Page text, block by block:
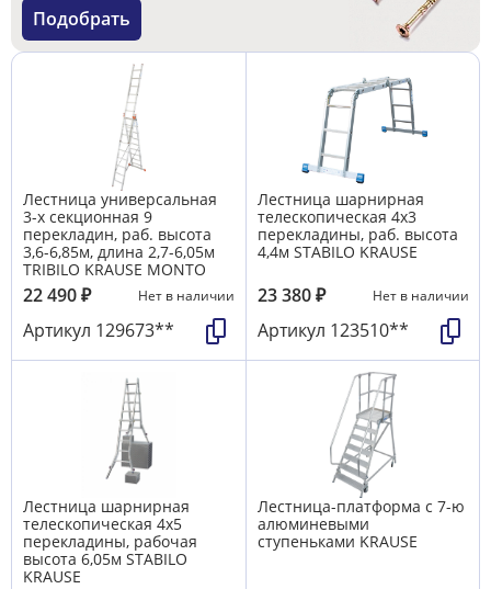
Подобрать
Лестница универсальная
3-х секционная 9
перекладин, раб. высота
3,6-6,85м, длина 2,7-6,05м
TRIBILO KRAUSE MONTO
22 490₽ Нет в наличии
Артикул 129673**
Лестница шарнирная
телескопическая 4х3
перекладины, раб. высота
4,4м STABILO KRAUSE
23 380₽ Нет в наличии
Артикул 123510**
Лестница шарнирная
телескопическая 4х5
перекладины, рабочая
высота 6,05м STABILO
KRAUSE
Лестница-платформа с 7-ю
алюминевыми
ступеньками KRAUSE